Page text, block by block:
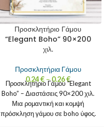
Προσκλητήριο Γάμου
“Elegant Boho” 90×200
χιλ.
Προσκλητήρια Γάμου
0.24€ – 0.26€
Προσκλητήριο Γάμου “Elegant
Boho” – Διαστάσεις 90×200 χιλ.
Μια ρομαντική και κομψή
πρόσκληση γάμου σε boho ύφος.